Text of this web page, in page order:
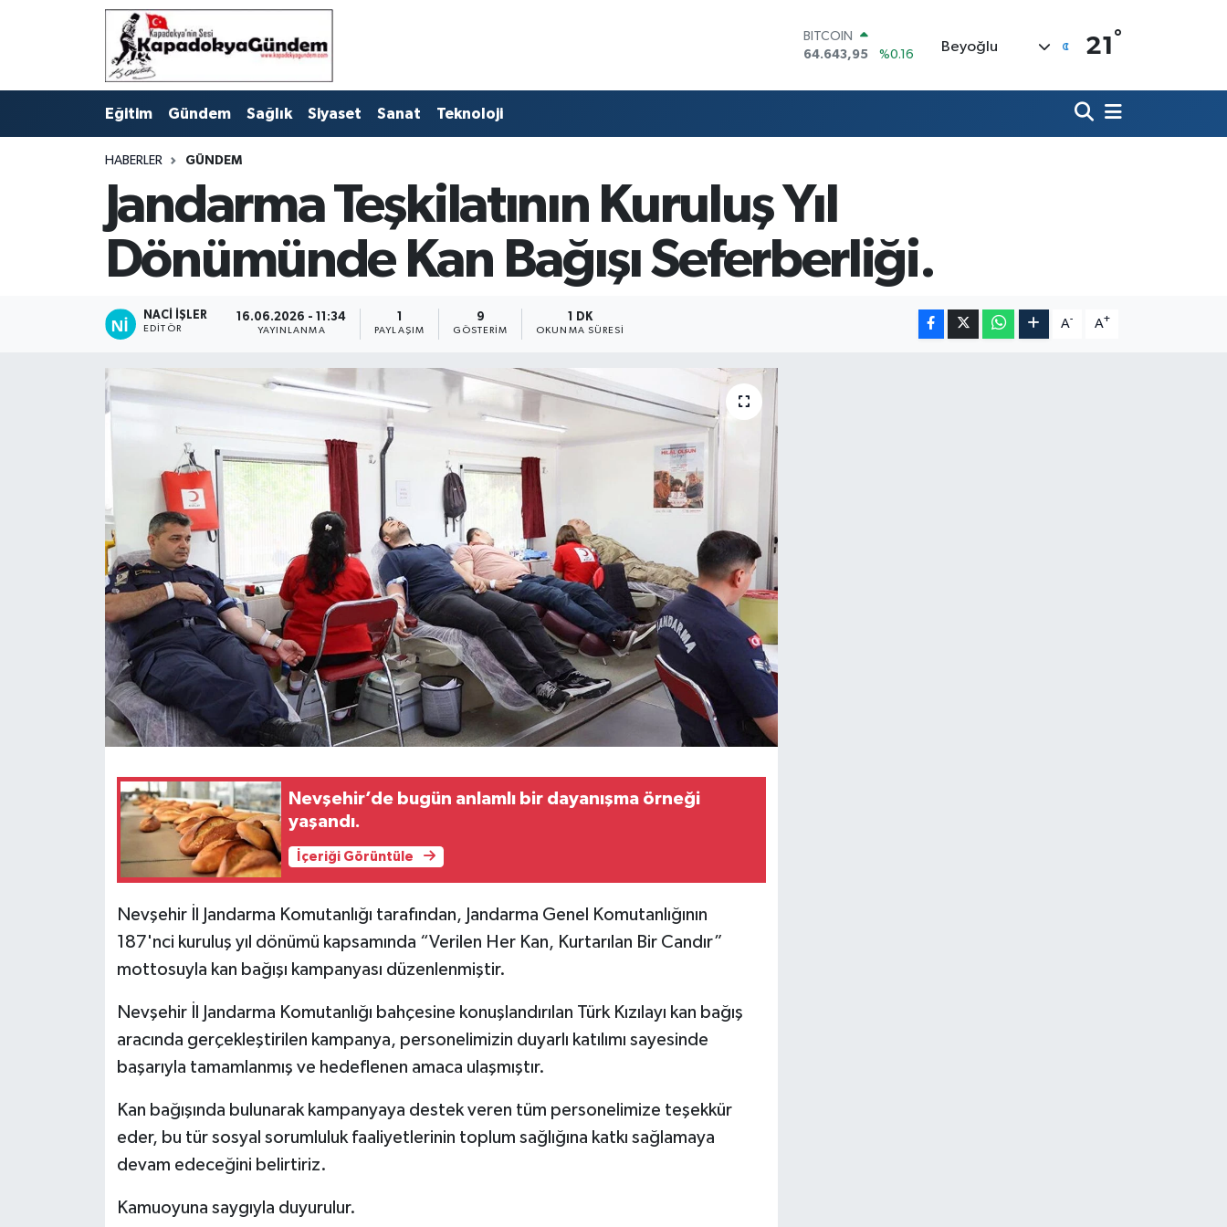
DOLAR
STERLİN
6500.87
BİST100
Beyoğlu 21 °
Eğitim Gündem Sağlık Siyaset Sanat Teknoloji
HABERLER GÜNDEM
Jandarma Teşkilatının Kuruluş Yıl
Dönümünde Kan Bağışı Seferberliği.
NACI İŞLER
EDITÖR
16.06.2026 - 11:34
YAYINLANMA PAYLAŞIM
9
GÖSTERIM
1 DK
OKUNMA SÜRESI
A- A+
Nevşehir’de bugün anlamlı bir dayanışma örneği
yaşandı.
İçeriği Görüntüle
Nevşehir İl Jandarma Komutanlığı tarafından, Jandarma Genel Komutanlığının
187'nci kuruluş yıl dönümü kapsamında “Verilen Her Kan, Kurtarılan Bir Candır”
mottosuyla kan bağışı kampanyası düzenlenmiştir.
Nevşehir İl Jandarma Komutanlığı bahçesine konuşlandırılan Türk Kızılayı kan bağış
aracında gerçekleştirilen kampanya, personelimizin duyarlı katılımı sayesinde
başarıyla tamamlanmış ve hedeflenen amaca ulaşmıştır.
Kan bağışında bulunarak kampanyaya destek veren tüm personelimize teşekkür
eder, bu tür sosyal sorumluluk faaliyetlerinin toplum sağlığına katkı sağlamaya
devam edeceğini belirtiriz.
Kamuoyuna saygıyla duyurulur.
Hava Durumu
Trafik Durumu
Süper Lig Puan Durumu ve Fikstür
Tüm Manşetler
Son Dakika Haberleri